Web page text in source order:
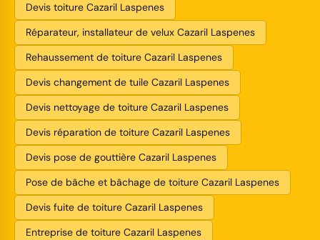
Devis toiture Cazaril Laspenes
Réparateur, installateur de velux Cazaril Laspenes
Rehaussement de toiture Cazaril Laspenes
Devis changement de tuile Cazaril Laspenes
Devis nettoyage de toiture Cazaril Laspenes
Devis réparation de toiture Cazaril Laspenes
Devis pose de gouttière Cazaril Laspenes
Pose de bâche et bâchage de toiture Cazaril Laspenes
Devis fuite de toiture Cazaril Laspenes
Entreprise de toiture Cazaril Laspenes